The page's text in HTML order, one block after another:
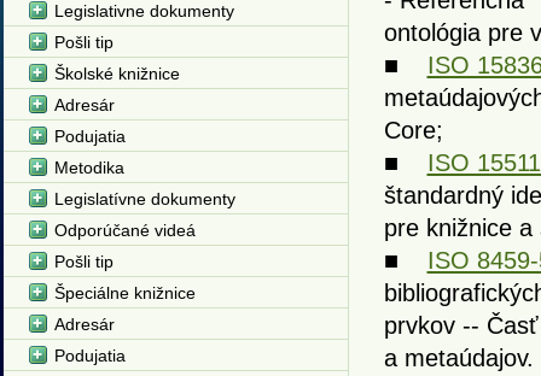
ontológia pre
■ ISO
Core;
■ ISO
štandardný
pre knižnice
■ ISO
prvkov --
a metaúdajov.
Legislativne dokumenty
Pošli tip
Školské knižnice
Adresár
Podujatia
Metodika
Legislatívne dokumenty
Odporúčané videá
Pošli tip
Špeciálne knižnice
Adresár
Podujatia